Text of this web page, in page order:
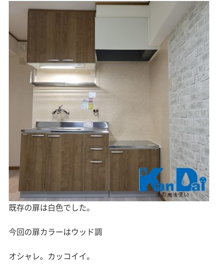
既存の扉は白色でした。
今回の扉カラーはウッド調
オシャレ。カッコイイ。